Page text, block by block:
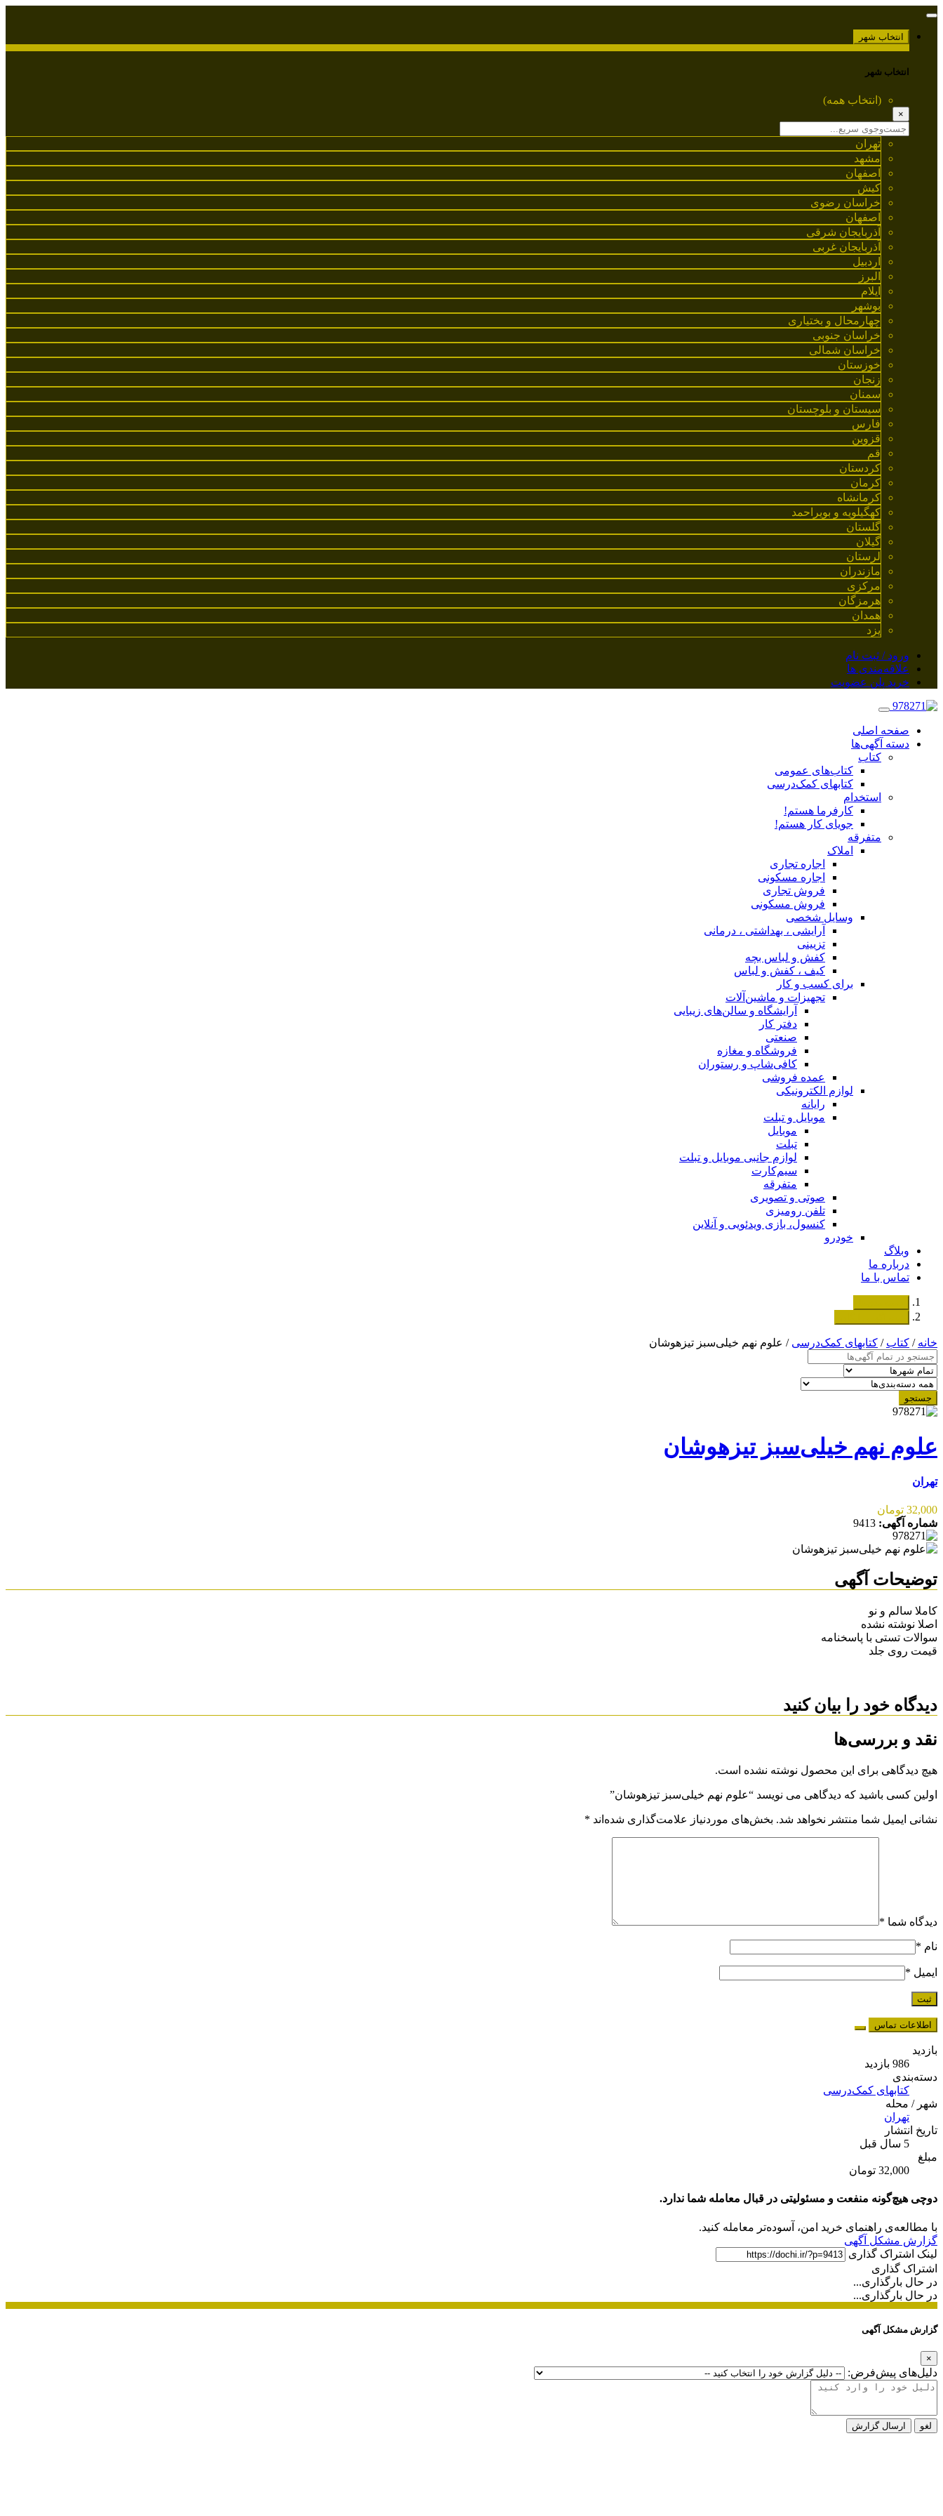
انتخاب شهر
انتخاب شهر
(انتخاب همه)
×
تهران
مشهد
اصفهان
کیش
خراسان رضوی
اصفهان
آذربایجان شرقی
آذربایجان غربی
اردبیل
البرز
ایلام
بوشهر
چهارمحال و بختیاری
خراسان جنوبی
خراسان شمالی
خوزستان
زنجان
سمنان
سیستان و بلوچستان
فارس
قزوین
قم
کردستان
کرمان
کرمانشاه
کهگیلویه و بویراحمد
گلستان
گیلان
لرستان
مازندران
مرکزی
هرمزگان
همدان
یزد
ورود / ثبت نام
علاقه‌مندی ها
خرید پلن عضویت
صفحه اصلی
دسته آگهی‌ها
کتاب
کتاب‌های عمومی
کتابهای کمک‌درسی
استخدام
کارفرما هستم!
جویای کار هستم!
متفرقه
املاک
اجاره تجاری
اجاره مسکونی
فروش تجاری
فروش مسکونی
وسایل شخصی
آرایشی ، بهداشتی ، درمانی
تزیینی
کفش و لباس بچه
کیف ، کفش و لباس
برای کسب و کار
تجهیزات و ماشین‌آلات
آرایشگاه و سالن‌های زیبایی
دفتر کار
صنعتی
فروشگاه و مغازه
کافی‌شاپ و رستوران
عمده فروشی
لوازم الکترونیکی
رایانه
موبایل و تبلت
موبایل
تبلت
لوازم جانبی موبایل و تبلت
سیم‌کارت
متفرقه
صوتی و تصویری
تلفن رومیزی
کنسول، بازی‌ ویدئویی و آنلاین
خودرو
وبلاگ
درباره ما
تماس با ما
خانه / کتاب / کتابهای کمک‌درسی / علوم نهم خیلی‌سبز تیزهوشان
جستجو
علوم نهم خیلی‌سبز تیزهوشان
تهران
32,000 تومان
شماره آگهی: 9413
توضیحات آگهی
کاملا سالم و نو
اصلا نوشته نشده
سوالات تستی با پاسخنامه
قیمت روی جلد
دیدگاه خود را بیان کنید
نقد و بررسی‌ها
هیچ دیدگاهی برای این محصول نوشته نشده است.
اولین کسی باشید که دیدگاهی می نویسد “علوم نهم خیلی‌سبز تیزهوشان”
نشانی ایمیل شما منتشر نخواهد شد. بخش‌های موردنیاز علامت‌گذاری شده‌اند *
دیدگاه شما *
نام *
ایمیل *
اطلاعات تماس
بازدید
986 بازدید
دسته‌بندی
کتابهای کمک‌درسی
شهر / محله
تهران
تاریخ انتشار
5 سال قبل
مبلغ
32,000 تومان
دوچی هیچ‌گونه منفعت و مسئولیتی در قبال معامله شما ندارد.
با مطالعه‌ی راهنمای خرید امن، آسوده‌تر معامله کنید.
گزارش مشکل آگهی
لینک اشتراک گذاری
اشتراک گذاری
در حال بارگذاری...
در حال بارگذاری...
گزارش مشکل آگهی
×
دلیل‌های پیش‌فرض:
لغو ارسال گزارش